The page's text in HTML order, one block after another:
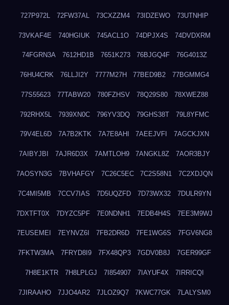
727P972L 72FW37AL 73CXZZM4 73IDZEWO 73UTNHIP
73VKAF4E 740HGIUK 745ACL1O 74DPJX4S 74DVDXRM
74FGRN3A 7612HD1B 7651K273 76BJGQ4F 76G4013Z
76HU4CRK 76LLJI2Y 7777M27H 77BED9B2 77BGMMG4
77S55623 77TABW20 780FZHSV 78Q29S80 78XWEZ88
792RHX5L 7939XN0C 796YV3DQ 79GHS38T 79L8YFMC
79V4EL6D 7A7B2KTK 7A7E8AHI 7AEEJVFI 7AGCKJXN
7AIBYJBI 7AJR6D3X 7AMTLOH9 7ANGKL8Z 7AOR3BJY
7AOSYN3G 7BVHAFGY 7C26C5EC 7C2S58N1 7C2XDJQN
7C4MI5MB 7CCV7IAS 7D5UQZFD 7D73WX32 7DULR9YN
7DXTFT0X 7DYZC5PF 7E0NDNH1 7EDB4H4S 7EE3M9WJ
7EUSEMEI 7EYNVZ6I 7FB2DR6D 7FE1WG6S 7FGV6NG8
7FKTW3MA 7FRYD8I9 7FX48QP3 7GDV0B8J 7GER99GF
7H8E1KTR 7H8LPLGJ 7I854907 7IAYUF4X 7IRRICQI
7JIRAAHO 7JJO4AR2 7JLOZ9Q7 7KWC77GK 7LALYSM0